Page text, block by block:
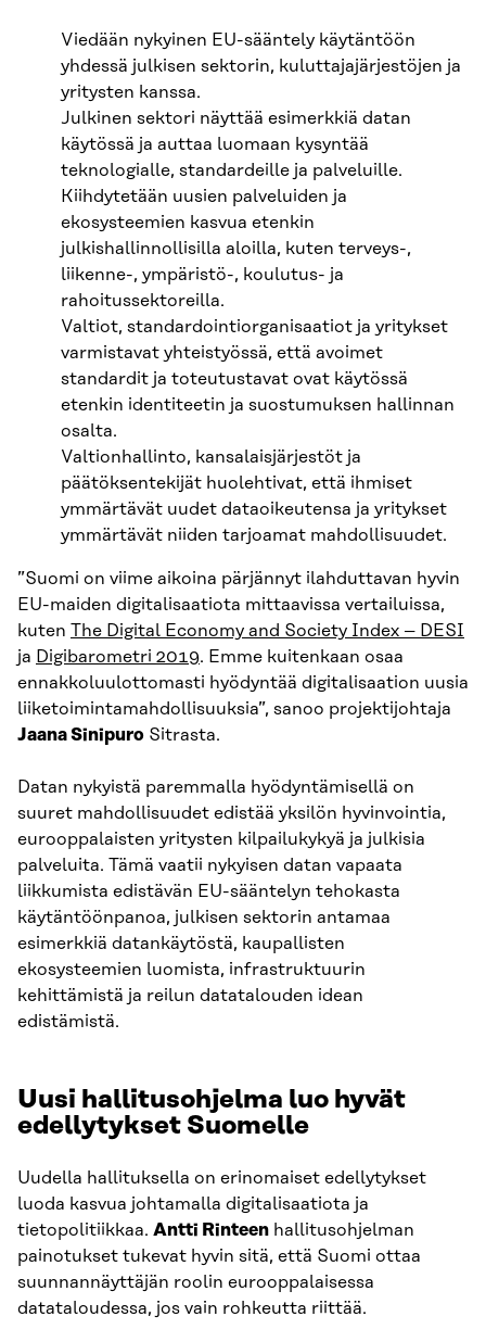
Viedään nykyinen EU-sääntely käytäntöön
yhdessä julkisen sektorin, kuluttajajärjestöjen ja
yritysten kanssa.
Julkinen sektori näyttää esimerkkiä datan
käytössä ja auttaa luomaan kysyntää
teknologialle, standardeille ja palveluille.
Kiihdytetään uusien palveluiden ja
ekosysteemien kasvua etenkin
julkishallinnollisilla aloilla, kuten terveys-,
liikenne-, ympäristö-, koulutus- ja
rahoitussektoreilla.
Valtiot, standardointiorganisaatiot ja yritykset
varmistavat yhteistyössä, että avoimet
standardit ja toteutustavat ovat käytössä
etenkin identiteetin ja suostumuksen hallinnan
osalta.
Valtionhallinto, kansalaisjärjestöt ja
päätöksentekijät huolehtivat, että ihmiset
ymmärtävät uudet dataoikeutensa ja yritykset
ymmärtävät niiden tarjoamat mahdollisuudet.
”Suomi on viime aikoina pärjännyt ilahduttavan hyvin
EU-maiden digitalisaatiota mittaavissa vertailuissa,
kuten The Digital Economy and Society Index – DESI
ja Digibarometri 2019. Emme kuitenkaan osaa
ennakkoluulottomasti hyödyntää digitalisaation uusia
liiketoimintamahdollisuuksia”, sanoo projektijohtaja
Jaana Sinipuro Sitrasta.
Datan nykyistä paremmalla hyödyntämisellä on
suuret mahdollisuudet edistää yksilön hyvinvointia,
eurooppalaisten yritysten kilpailukykyä ja julkisia
palveluita. Tämä vaatii nykyisen datan vapaata
liikkumista edistävän EU-sääntelyn tehokasta
käytäntöönpanoa, julkisen sektorin antamaa
esimerkkiä datankäytöstä, kaupallisten
ekosysteemien luomista, infrastruktuurin
kehittämistä ja reilun datatalouden idean
edistämistä.
Uusi hallitusohjelma luo hyvät
edellytykset Suomelle
Uudella hallituksella on erinomaiset edellytykset
luoda kasvua johtamalla digitalisaatiota ja
tietopolitiikkaa. Antti Rinteen hallitusohjelman
painotukset tukevat hyvin sitä, että Suomi ottaa
suunnannäyttäjän roolin eurooppalaisessa
datataloudessa, jos vain rohkeutta riittää.